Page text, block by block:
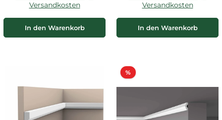
Versandkosten
In den Warenkorb
Versandkosten
In den Warenkorb
%Rabatt